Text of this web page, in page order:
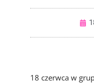
18 czerwca w